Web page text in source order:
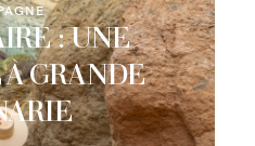
: UNE
GRANDE